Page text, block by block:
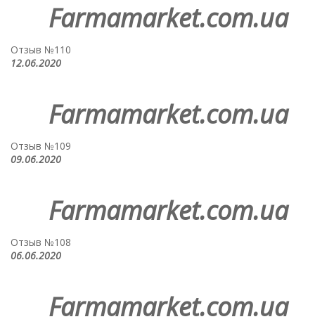
Farmamarket.com.ua
Отзыв №110
12.06.2020
Farmamarket.com.ua
Отзыв №109
09.06.2020
Farmamarket.com.ua
Отзыв №108
06.06.2020
Farmamarket.com.ua